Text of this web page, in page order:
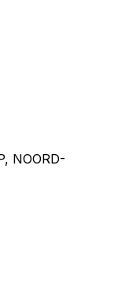
NOORD-